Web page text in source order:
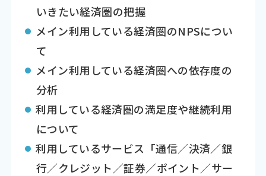
いきたい経済圏の把握
メイン利用している経済圏のNPSについ
て
メイン利用している経済圏への依存度の
分析
利用している経済圏の満足度や継続利用
について
利用しているサービス「通信／決済／銀
行／クレジット／証券／ポイント／サー